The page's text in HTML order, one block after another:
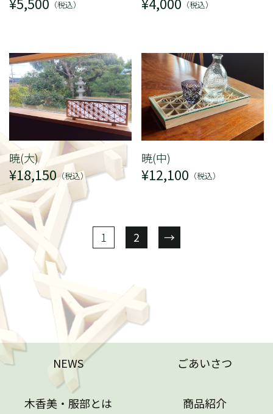
施工実績 納品までの流れ
技巧紹介 会社案内
特定商取引法に基づく表記
（税込） （税込）
暁(大)
¥18,150（税込）
暁(中)
¥12,100 （税込）
1 2 →
NEWS ごあいさつ
木香美・服部とは 商品紹介